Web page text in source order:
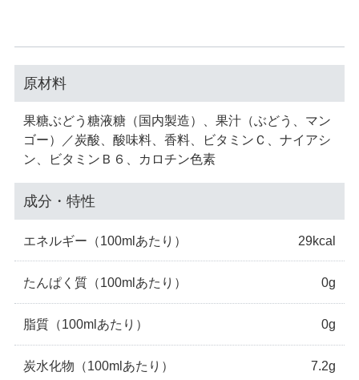
原材料
果糖ぶどう糖液糖（国内製造）、果汁（ぶどう、マン
ゴー）／炭酸、酸味料、香料、ビタミンＣ、ナイアシ
ン、ビタミンＢ６、カロチン色素
成分・特性
エネルギー （100mlあたり） 29kcal
たんぱく質 （100mlあたり） 0g
脂質 （100mlあたり） 0g
炭水化物 （100mlあたり） 7.2g